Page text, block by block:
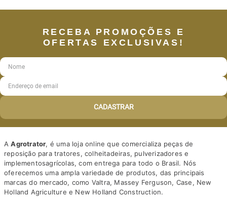
RECEBA PROMOÇÕES E
OFERTAS EXCLUSIVAS!
CADASTRAR
AAgrotrator, é uma loja online que comercializa peças de
reposição para tratores, colheitadeiras, pulverizadores e
implementosagrícolas, com entrega para todo o Brasil. Nós
oferecemos uma ampla variedade de produtos, das principais
marcas do mercado, como Valtra, Massey Ferguson, Case, New
Holland Agriculture e New Holland Construction.